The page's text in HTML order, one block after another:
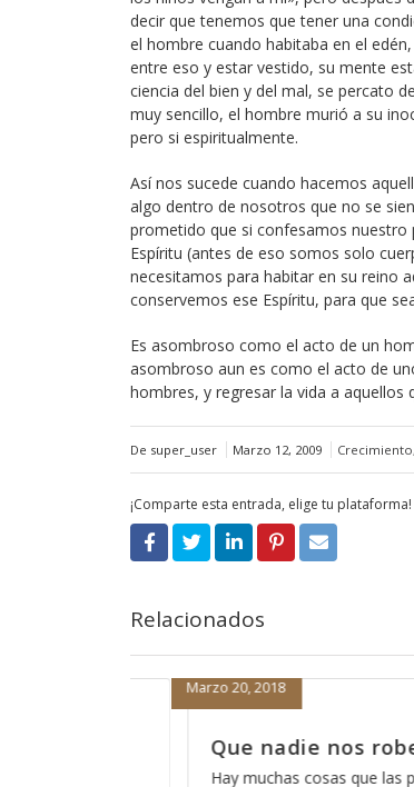
decir que tenemos que tener una
el hombre cuando habitaba en el
entre eso y estar vestido, su mente
ciencia del bien y del mal, se percato
muy sencillo, el hombre murió a su
pero si espiritualmente.
Así nos sucede cuando hacemos
algo dentro de nosotros que no se
prometido que si confesamos
Espíritu (antes de eso somos solo
necesitamos para habitar en su reino
conservemos ese Espíritu, para que
Es asombroso como el acto de un
asombroso aun es como el acto de
hombres, y regresar la vida a aquellos
De super_user Marzo 12, 2009 Crecimiento,
¡Comparte esta entrada, elige tu plataforma!
Relacionados
Porque nada
nos sirve
Febrero 15, 2018